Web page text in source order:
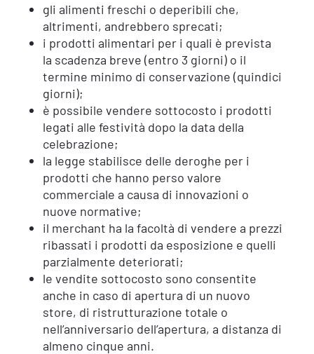
gli alimenti freschi o deperibili che,
altrimenti, andrebbero sprecati;
i prodotti alimentari per i quali è prevista
la scadenza breve (entro 3 giorni) o il
termine minimo di conservazione (quindici
giorni);
è possibile vendere sottocosto i prodotti
legati alle festività dopo la data della
celebrazione;
la legge stabilisce delle deroghe per i
prodotti che hanno perso valore
commerciale a causa di innovazioni o
nuove normative;
il merchant ha la facoltà di vendere a prezzi
ribassati i prodotti da esposizione e quelli
parzialmente deteriorati;
le vendite sottocosto sono consentite
anche in caso di apertura di un nuovo
store, di ristrutturazione totale o
nell’anniversario dell’apertura, a distanza di
almeno cinque anni.